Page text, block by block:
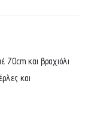
70cm και βραχιόλι
και